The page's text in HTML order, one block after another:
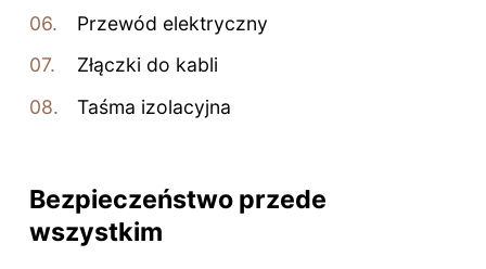
Przewód elektryczny
Złączki do kabli
Taśma izolacyjna
Bezpieczeństwo przede
wszystkim